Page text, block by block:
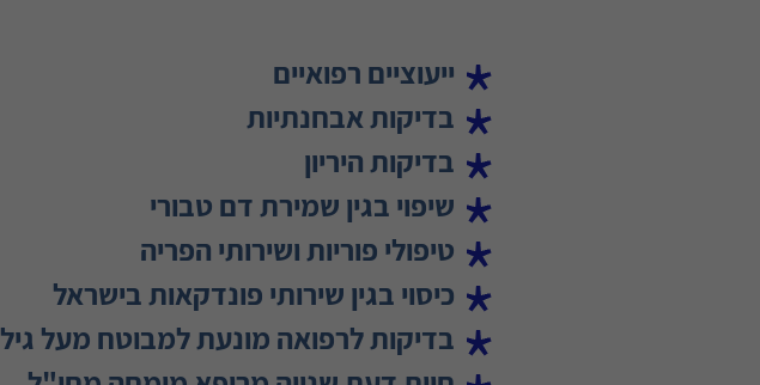
ייעוציים רפואיים
בדיקות אבחנתיות
בדיקות היריון
שיפוי בגין שמירת דם טבורי
טיפולי פוריות ושירותי הפריה
כיסוי בגין שירותי פונדקאות בישראל
בדיקות לרפואה מונעת למבוטח מעל גיל 45